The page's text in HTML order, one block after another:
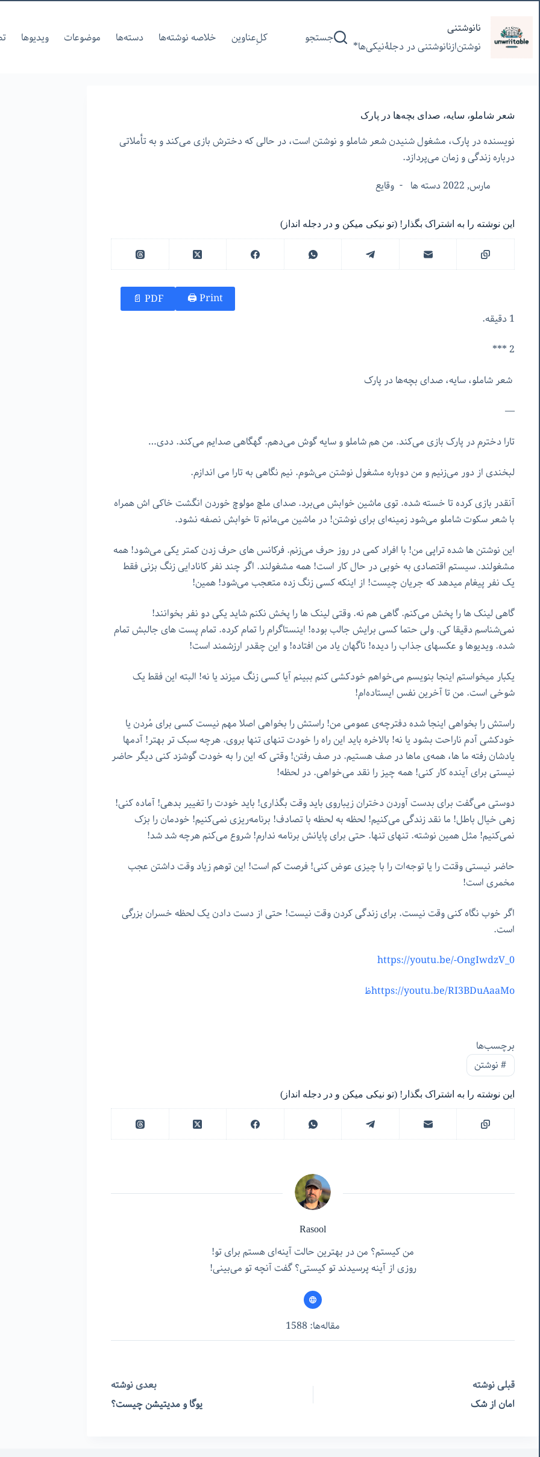
محتوا
نانوشتنی
نوشتن‌از‌نانوشتنی‌ در‌ دجلۀنیکی‌ها*
جستجو کل‌ِعناوین خلاصه نوشته‌ها دسته‌ها موضوعات ویدیوها
شعر شاملو، سایه، صدای بچه‌ها در پارک
نویسنده در پارک، مشغول شنیدن شعر شاملو و نوشتن است، در حالی که دخترش بازی می‌کند و به تأملاتی
درباره زندگی و زمان می‌پردازد.
مارس, 2022 دسته ها
وقایع
این نوشته را به اشتراک بگذار! (تو نیکی میکن و در دجله انداز)
Print 🖨
PDF 📄
1 دقیقه.
2 ***
شعر شاملو، سایه، صدای بچه‌ها در پارک
—
تارا دخترم در پارک بازی می‌کند. من هم شاملو و سایه گوش می‌دهم. گهگاهی صدایم می‌کند. ددی…
لبخندی از دور می‌زنیم و من دوباره مشغول نوشتن می‌شوم. نیم نگاهی به تارا می اندازم.
آنقدر بازی کرده تا خسته شده. توی ماشین خوابش می‌برد. صدای ملچ مولوچ خوردن انگشت خاکی اش همراه
با شعر سکوت شاملو می‌شود زمینه‌ای برای نوشتن! در ماشین می‌مانم تا خوابش نصفه نشود.
این نوشتن ها شده تراپی من! با افراد کمی در روز حرف می‌زنم. فرکانس های حرف زدن کمتر یکی می‌شود! همه
مشغولند. سیستم اقتصادی به خوبی در حال کار است! همه مشغولند. اگر چند نفر کانادایی زنگ بزنی فقط
یک نفر پیغام میدهد که جریان چیست! از اینکه کسی زنگ زده متعجب می‌شود! همین!
گاهی لینک ها را پخش می‌کنم. گاهی هم نه. وقتی لینک ها را پخش نکنم شاید یکی دو نفر بخوانند!
نمی‌شناسم دقیقا کی. ولی حتما کسی برایش جالب بوده! اینستاگرام را تمام کرده. تمام پست های جالبش تمام
شده. ویدیوها و عکسهای جذاب را دیده! ناگهان یاد من افتاده! و این چقدر ارزشمند است!
یکبار میخواستم اینجا بنویسم می‌خواهم خودکشی کنم ببینم آیا کسی زنگ میزند یا نه! البته این فقط یک
شوخی است. من تا آخرین نفس ایستاده‌ام!
راستش را بخواهی اینجا شده دفترچه‌ی عمومی من! راستش را بخواهی اصلا مهم نیست کسی برای مُردن یا
خودکشی آدم ناراحت بشود یا نه! بالاخره باید این راه را خودت تنهای تنها بروی. هرچه سبک تر بهتر! آدمها
یادشان رفته ما ها، همه‌ی ماها در صف هستیم. در صف رفتن! وقتی که این را به خودت گوشزد کنی دیگر حاضر
نیستی برای آینده کار کنی! همه چیز را نقد می‌خواهی. در لحظه!
دوستی می‌گفت برای بدست آوردن دختران زیباروی باید وقت بگذاری! باید خودت را تغییر بدهی! آماده کنی!
زهی خیال باطل! ما نقد زندگی می‌کنیم! لحظه به لحظه با تصادف! برنامه‌ریزی نمی‌کنیم! خودمان را بزک
نمی‌کنیم! مثل همین نوشته. تنهای تنها. حتی برای پایانش برنامه ندارم! شروع می‌کنم هرچه شد شد!
حاضر نیستی وقتت را یا توجه‌ات را با چیزی عوض کنی! فرصت کم است! این توهم زیاد وقت داشتن عجب
مخمری است!
اگر خوب نگاه کنی وقت نیست. برای زندگی کردن وقت نیست! حتی از دست دادن یک لحظه خسران بزرگی
است.
https://youtu.be/-OngIwdzV_0
https://youtu.be/RI3BDuAaaMoظ
برچسب‌ها
#نوشتن
این نوشته را به اشتراک بگذار! (تو نیکی میکن و در دجله انداز)
Rasool
من کیستم؟ من در بهترین حالت آینه‌ای هستم برای تو!
روزی از آینه پرسیدند تو کیستی؟ گفت آنچه تو می‌بینی!
مقاله‌ها: 1588
قبلینوشته
امان از شک
بعدینوشته
یوگا و مدیتیشن چیست؟